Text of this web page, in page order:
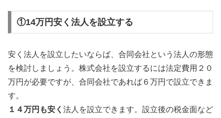
①14万円安く法人を設立する
安く法人を設立したいならば、合同会社という法人の形態
を検討しましょう。株式会社を設立するには法定費用２０
万円が必要ですが、合同会社であれば６万円で設立できま
す。
１４万円も安く 法人を設立できます。設立後の税金面など